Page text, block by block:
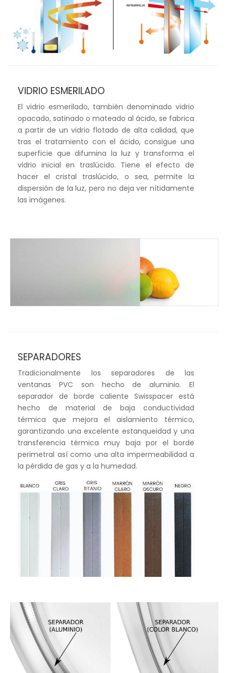
VIDRIO ESMERILADO
El vidrio esmerilado, también denominado vidrio
opacado, satinado o mateado al ácido, se fabrica
a partir de un vidrio flotado de alta calidad, que
tras el tratamiento con el ácido, consigue una
superficie que difumina la luz y transforma el
vidrio inicial en traslúcido. Tiene el efecto de
hacer el cristal traslúcido, o sea, permite la
dispersión de la luz, pero no deja ver nítidamente
las imágenes.
SEPARADORES
Tradicionalmente los separadores de las
ventanas PVC son hecho de aluminio. El
separador de borde caliente Swisspacer está
hecho de material de baja conductividad
térmica que mejora el aislamiento térmico,
garantizando una excelente estanqueidad y una
transferencia térmica muy baja por el borde
perimetral así como una alta impermeabilidad a
la pérdida de gas y a la humedad.